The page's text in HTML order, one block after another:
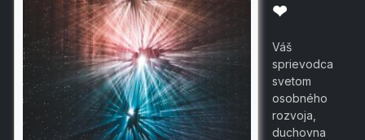
❤
Váš
sprievodca
svetom
osobného
rozvoja,
duchovna